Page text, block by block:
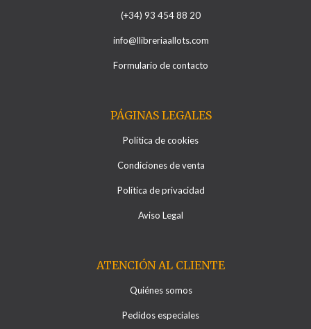
(+34) 93 454 88 20
info@llibreriaallots.com
Formulario de contacto
PÁGINAS LEGALES
Política de cookies
Condiciones de venta
Política de privacidad
Aviso Legal
ATENCIÓN AL CLIENTE
Quiénes somos
Pedidos especiales